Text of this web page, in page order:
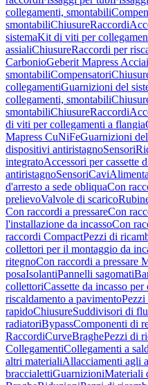
collegamenti, smontabili
smontabiliChiusureRaccordi
sistemaKit di viti per
assialiChiusureRaccordi per
CarbonioGeberit Mapress
smontabiliCompensatori
collegamentiGuarnizioni del
collegamenti, smontabili
smontabiliChiusureRaccordi
di viti per collegamenti a flangia
Mapress CuNiFeGuarnizioni
dispositivi antiristagnoSensori
integratoAccessori per cassette
antiristagnoSensoriCavi
d'arresto a sede obliquaCon
prelievoValvole di scarico
Con raccordi a pressareCon
l'installazione da incassoCon
raccordi CompactPezzi di
collettori per il montaggio da
ritegnoCon raccordi a pressare
posaIsolantiPannelli sagomati
collettoriCassette da incasso
riscaldamento a pavimento
rapidoChiusureSuddivisori di
radiatoriBypassComponenti di
RaccordiCurveBraghePezzi di
CollegamentiCollegamenti a
altri materialiAllacciamenti agli
braccialettiGuarnizioniMateriali